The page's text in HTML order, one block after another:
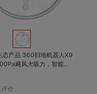
态产品 360扫地机器人X9
，5200mAh大电池，激
评价